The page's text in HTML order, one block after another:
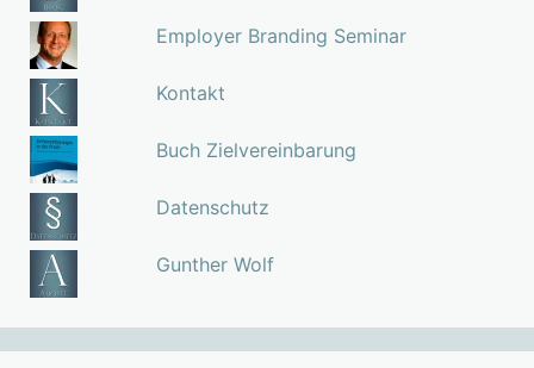
Employer Branding Seminar
Kontakt
Buch Zielvereinbarung
Datenschutz
Gunther Wolf